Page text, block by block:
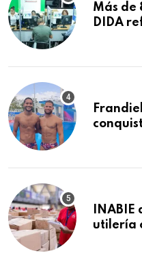
Más de
DIDA
utilería